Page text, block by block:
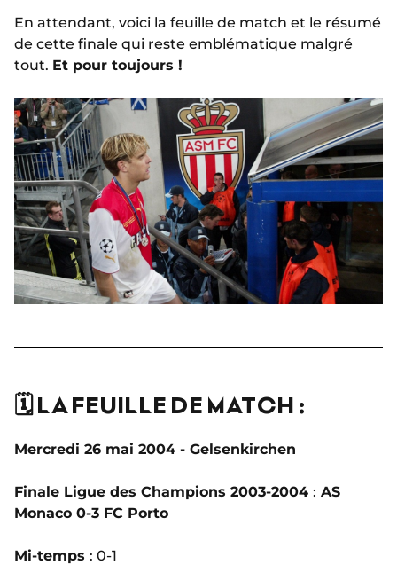
En attendant, voici la feuille de match et le résumé
de cette finale qui reste emblématique malgré
tout. Et pour toujours !
🗓️ LA FEUILLE DE MATCH :
Mercredi 26 mai 2004 - Gelsenkirchen
Finale Ligue des Champions 2003-2004 : AS
Monaco 0-3 FC Porto
Mi-temps : 0-1